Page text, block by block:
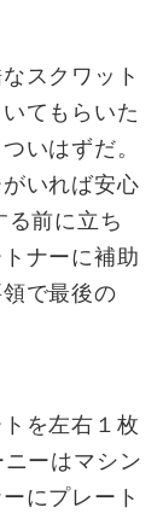
スクワット
てもらいた
いはずだ。
いれば安心
前に立ち
ナーに補助
で最後の
を左右１枚
ーはマシン
にプレート